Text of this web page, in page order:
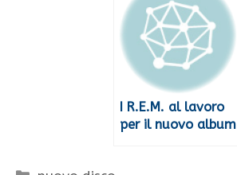
I R.E.M. al lavoro
per il nuovo album